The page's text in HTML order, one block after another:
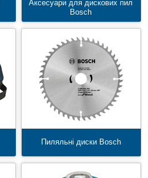
Аксесуари для дискових пил
Bosch
Пиляльні диски Bosch